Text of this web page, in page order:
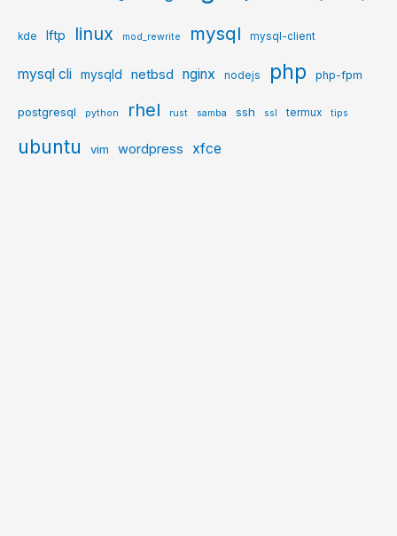
kde lftp linux mod_rewrite mysql mysql-client
mysql cli mysqld netbsd nginx nodejs php php-fpm
postgresql python rhel rust samba ssh ssl termux tips
ubuntu vim wordpress xfce